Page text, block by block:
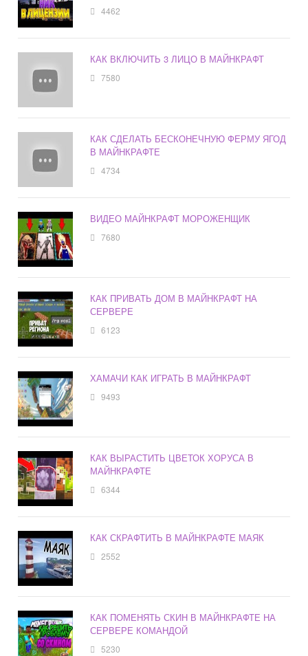
4462
КАК ВКЛЮЧИТЬ 3 ЛИЦО В МАЙНКРАФТ
7580
КАК СДЕЛАТЬ БЕСКОНЕЧНУЮ ФЕРМУ ЯГОД
В МАЙНКРАФТЕ
4734
ВИДЕО МАЙНКРАФТ МОРОЖЕНЩИК
7680
КАК ПРИВАТЬ ДОМ В МАЙНКРАФТ НА
СЕРВЕРЕ
6123
ХАМАЧИ КАК ИГРАТЬ В МАЙНКРАФТ
9493
КАК ВЫРАСТИТЬ ЦВЕТОК ХОРУСА В
МАЙНКРАФТЕ
6344
КАК СКРАФТИТЬ В МАЙНКРАФТЕ МАЯК
2552
КАК ПОМЕНЯТЬ СКИН В МАЙНКРАФТЕ НА
СЕРВЕРЕ КОМАНДОЙ
5230